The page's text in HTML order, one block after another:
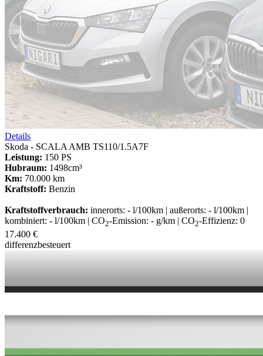
Details
Skoda - SCALA AMB TS110/1.5A7F
Leistung: 150 PS
Hubraum: 1498cm³
Km: 70.000 km
Kraftstoff: Benzin
Kraftstoffverbrauch: innerorts: - l/100km | außerorts: - l/100km |
kombiniert: - l/100km | CO2-Emission: - g/km | CO2-Effizienz: 0
17.400 €
differenzbesteuert